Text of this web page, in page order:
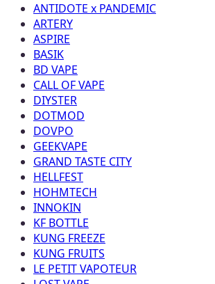
ANTIDOTE x PANDEMIC
ARTERY
ASPIRE
BASIK
BD VAPE
CALL OF VAPE
DIYSTER
DOTMOD
DOVPO
GEEKVAPE
GRAND TASTE CITY
HELLFEST
HOHMTECH
INNOKIN
KF BOTTLE
KUNG FREEZE
KUNG FRUITS
LE PETIT VAPOTEUR